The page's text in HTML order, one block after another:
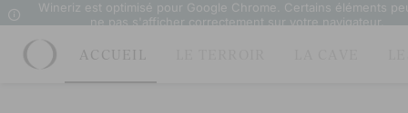
Wineriz est optimisé pour Google Chrome. Certains éléments
ne pas s'afficher correctement sur votre navigateur.
ACCUEIL